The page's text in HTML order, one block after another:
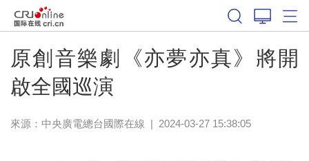
原創音樂劇《亦夢亦真》將開
啟全國巡演
來源：中央廣電總台國際在線 | 2024-03-27 15:38:05